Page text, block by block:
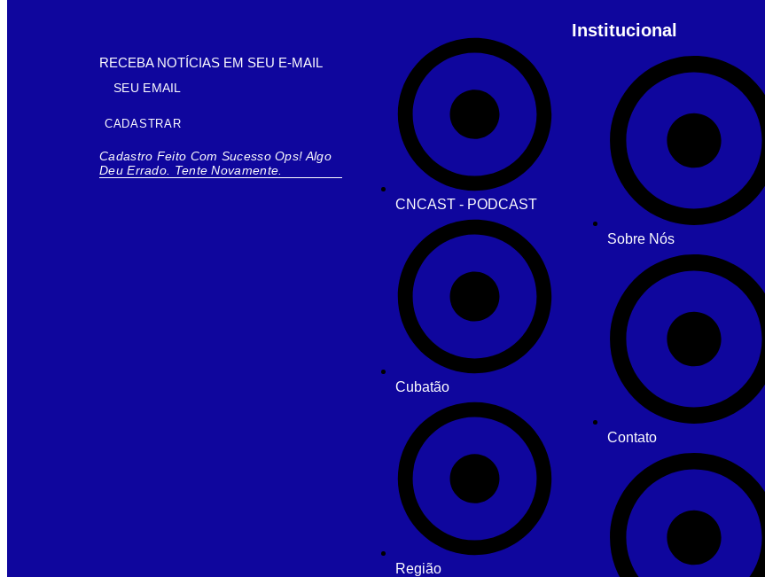
RECEBA NOTÍCIAS EM SEU E-MAIL
CADASTRAR
Cadastro Feito Com Sucesso Ops! Algo
Deu Errado. Tente Novamente.
CNCAST - PODCAST
Cubatão
Região
Institucional
Sobre Nós
Contato